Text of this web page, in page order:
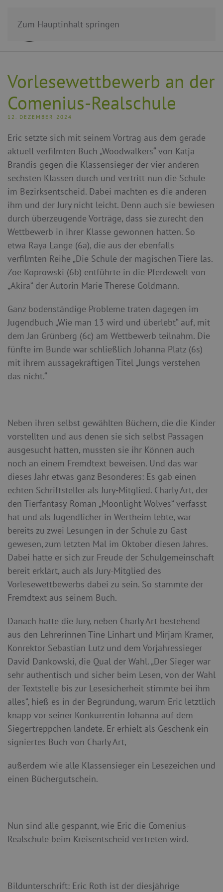
Zum Hauptinhalt springen
Vorlesewettbewerb an der
Comenius-Realschule
12. DEZEMBER 2024
Eric setzte sich mit seinem Vortrag aus dem gerade
aktuell verfilmten Buch „Woodwalkers“ von Katja
Brandis gegen die Klassensieger der vier anderen
sechsten Klassen durch und vertritt nun die Schule
im Bezirksentscheid. Dabei machten es die anderen
ihm und der Jury nicht leicht. Denn auch sie bewiesen
durch überzeugende Vorträge, dass sie zurecht den
Wettbewerb in ihrer Klasse gewonnen hatten. So
etwa Raya Lange (6a), die aus der ebenfalls
verfilmten Reihe „Die Schule der magischen Tiere las.
Zoe Koprowski (6b) entführte in die Pferdewelt von
„Akira“ der Autorin Marie Therese Goldmann.
Ganz bodenständige Probleme traten dagegen im
Jugendbuch „Wie man 13 wird und überlebt“ auf, mit
dem Jan Grünberg (6c) am Wettbewerb teilnahm. Die
fünfte im Bunde war schließlich Johanna Platz (6s)
mit ihrem aussagekräftigen Titel „Jungs verstehen
das nicht.“
Neben ihren selbst gewählten Büchern, die die Kinder
vorstellten und aus denen sie sich selbst Passagen
ausgesucht hatten, mussten sie ihr Können auch
noch an einem Fremdtext beweisen. Und das war
dieses Jahr etwas ganz Besonderes: Es gab einen
echten Schriftsteller als Jury-Mitglied. Charly Art, der
den Tierfantasy-Roman „Moonlight Wolves“ verfasst
hat und als Jugendlicher in Wertheim lebte, war
bereits zu zwei Lesungen in der Schule zu Gast
gewesen, zum letzten Mal im Oktober diesen Jahres.
Dabei hatte er sich zur Freude der Schulgemeinschaft
bereit erklärt, auch als Jury-Mitglied des
Vorlesewettbewerbs dabei zu sein. So stammte der
Fremdtext aus seinem Buch.
Danach hatte die Jury, neben Charly Art bestehend
aus den Lehrerinnen Tine Linhart und Mirjam Kramer,
Konrektor Sebastian Lutz und dem Vorjahressieger
David Dankowski, die Qual der Wahl. „Der Sieger war
sehr authentisch und sicher beim Lesen, von der Wahl
der Textstelle bis zur Lesesicherheit stimmte bei ihm
alles“, hieß es in der Begründung, warum Eric letztlich
knapp vor seiner Konkurrentin Johanna auf dem
Siegertreppchen landete. Er erhielt als Geschenk ein
signiertes Buch von Charly Art,
außerdem wie alle Klassensieger ein Lesezeichen und
einen Büchergutschein.
Nun sind alle gespannt, wie Eric die Comenius-
Realschule beim Kreisentscheid vertreten wird.
Bildunterschrift: Eric Roth ist der diesjährige